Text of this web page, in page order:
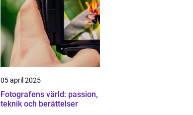
05 april 2025
Fotografens värld: passion,
teknik och berättelser